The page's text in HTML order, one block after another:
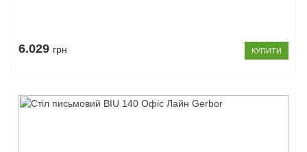
6.029 грн КУПИТИ